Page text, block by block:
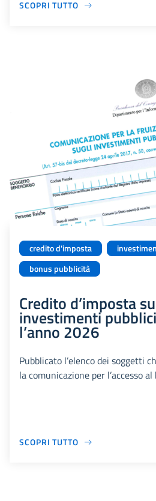
SCOPRI TUTTO
credito d'imposta
bonus pubblicità
Credito d’imposta
investimenti
l’anno 2026
Pubblicato l’elenco dei soggetti
la comunicazione per l’accesso
SCOPRI TUTTO